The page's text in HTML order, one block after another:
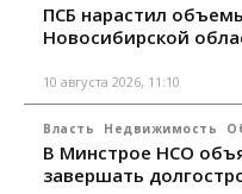
ПСБ нарастил
Новосибирской
10 августа 2026, 11:10
Власть Недвижимость
В Минстрое НСО
завершать